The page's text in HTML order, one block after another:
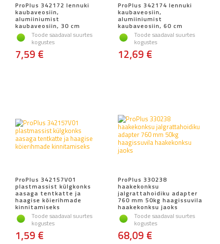
ProPlus 342172 lennuki
kaubaveosiin,
alumiiniumist
kaubaveosiin, 30 cm
Toode saadaval suurtes
kogustes
7,59 €
ProPlus 342174 lennuki
kaubaveosiin,
alumiiniumist
kaubaveosiin, 60 cm
Toode saadaval suurtes
kogustes
12,69 €
ProPlus 342157V01
plastmassist külgkonks
aasaga tentkatte ja
haagise köierihmade
kinnitamiseks
Toode saadaval suurtes
kogustes
1,59 €
ProPlus 330238
haakekonksu
jalgrattahoidiku adapter
760 mm 50kg haagissuvila
haakekonksu jaoks
Toode saadaval suurtes
kogustes
68,09 €